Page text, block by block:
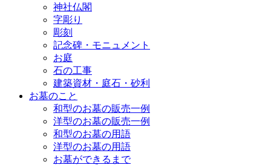
神社仏閣
字彫り
彫刻
記念碑・モニュメント
お庭
石の工事
建築資材・庭石・砂利
お墓のこと
和型のお墓の販売一例
洋型のお墓の販売一例
和型のお墓の用語
洋型のお墓の用語
お墓ができるまで